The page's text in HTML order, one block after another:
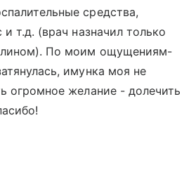
средства,
т.д. (врач назначил только
По моим ощущениям-
имунка моя не
огромное желание - долечить